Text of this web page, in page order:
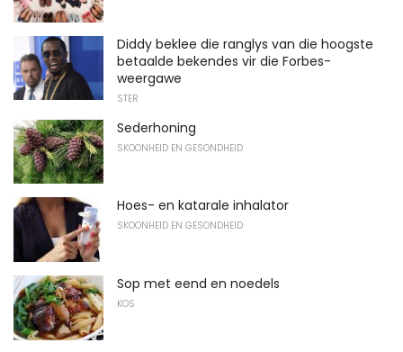
Diddy beklee die ranglys van die hoogste
betaalde bekendes vir die Forbes-
weergawe
STER
Sederhoning
SKOONHEID EN GESONDHEID
Hoes- en katarale inhalator
SKOONHEID EN GESONDHEID
Sop met eend en noedels
KOS